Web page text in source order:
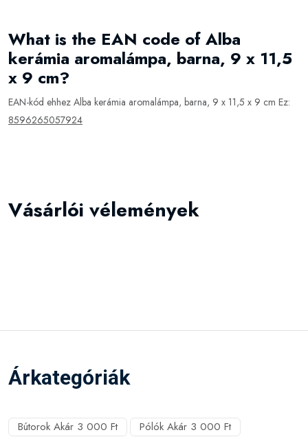
What is the EAN code of Alba
kerámia aromalámpa, barna, 9 x 11,5
x 9 cm?
EAN-kód ehhez Alba kerámia aromalámpa, barna, 9 x 11,5 x 9 cm Ez:
8596265057924
Vásárlói vélemények
Árkategóriák
Bútorok Akár 3 000 Ft
Pólók Akár 3 000 Ft